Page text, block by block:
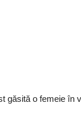
găsită o femeie în